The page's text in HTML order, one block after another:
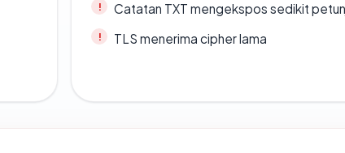
Catatan TXT mengekspos sedikit
TLS menerima cipher lama